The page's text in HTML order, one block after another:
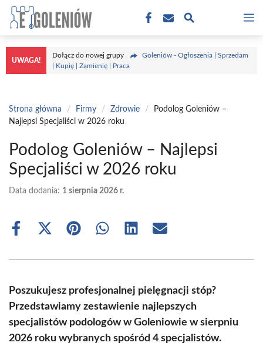
Przejdź
treści
UWAGA!
Dołącz do nowej grupy
Goleniów - Ogłoszenia | Sprzedam
| Kupię | Zamienię | Praca
Strona główna / Firmy / Zdrowie /
Podolog Goleniów –
Najlepsi Specjaliści w 2026 roku
Podolog Goleniów – Najlepsi
Specjaliści w 2026 roku
Data dodania: 1 sierpnia 2026 r.
Share
Share
(Twitter)
Share Share Share Share
Poszukujesz profesjonalnej pielęgnacji stóp?
Przedstawiamy zestawienie najlepszych
specjalistów podologów w Goleniowie w sierpniu
2026 roku wybranych spośród 4 specjalistów.